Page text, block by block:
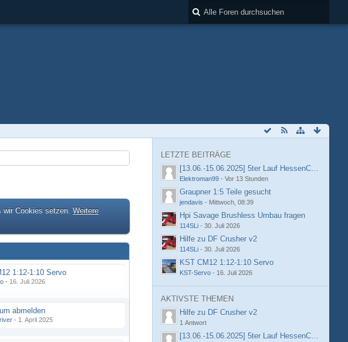
wir Cookies setzen. Weitere
1:12-1:10 Servo
- 16. Juli 2026
abmelden
- 1. April 2025
LETZTE BEITRÄGE
[13.06.-15.06.2025] 5ter Lauf HessenCup OR8 /
Elektroman99 - Vor 13 Stunden
Graupner 1:5 Teile gesucht
jendavis - Mittwoch, 08:39
Hpi Savage Brushless Umbau fragen
114SLi - 30. Juli 2026
Hilfe zu DF Crusher v2
114SLi - 30. Juli 2026
KST CM12 1:12-1:10 Servo
KST-Servo - 16. Juli 2026
AKTIVSTE THEMEN
Hilfe zu DF Crusher v2
1 Antwort
[13.06.-15.06.2025] 5ter Lauf HessenCup OR8 /